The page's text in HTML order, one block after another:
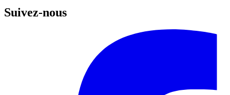
Suivez-nous